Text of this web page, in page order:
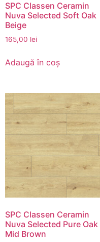
SPC Classen Ceramin
Nuva Selected Soft Oak
Beige
165,00 lei
Adaugă în coș
SPC Classen Ceramin
Nuva Selected Pure Oak
Mid Brown